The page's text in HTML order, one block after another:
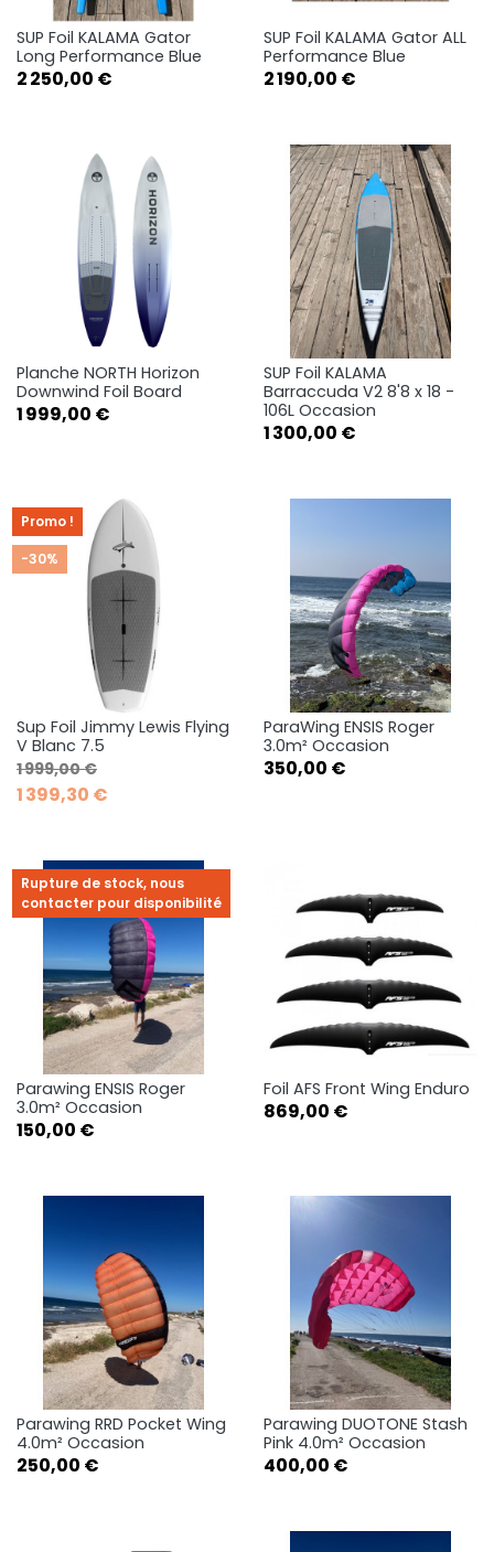
SUP Foil KALAMA Gator
Long Performance Blue
Prix
2 250,00 €
SUP Foil KALAMA Gator ALL
Performance Blue
Prix
2 190,00 €
Planche NORTH Horizon
Downwind Foil Board
Prix
1 999,00 €
SUP Foil KALAMA
Barraccuda V2 8'8 x 18 -
106L Occasion
Prix
1 300,00 €
Sup Foil Jimmy Lewis Flying
V Blanc 7.5
Prix de base
1 999,00 €Prix
1 399,30 €
Promo !
-30%
ParaWing ENSIS Roger
3.0m² Occasion
Prix
350,00 €
Parawing ENSIS Roger
3.0m² Occasion
Prix
150,00 €
Rupture de stock, nous
contacter pour disponibilité
Foil AFS Front Wing Enduro
Prix
869,00 €
Parawing RRD Pocket Wing
4.0m² Occasion
Prix
250,00 €
Parawing DUOTONE Stash
Pink 4.0m² Occasion
Prix
400,00 €